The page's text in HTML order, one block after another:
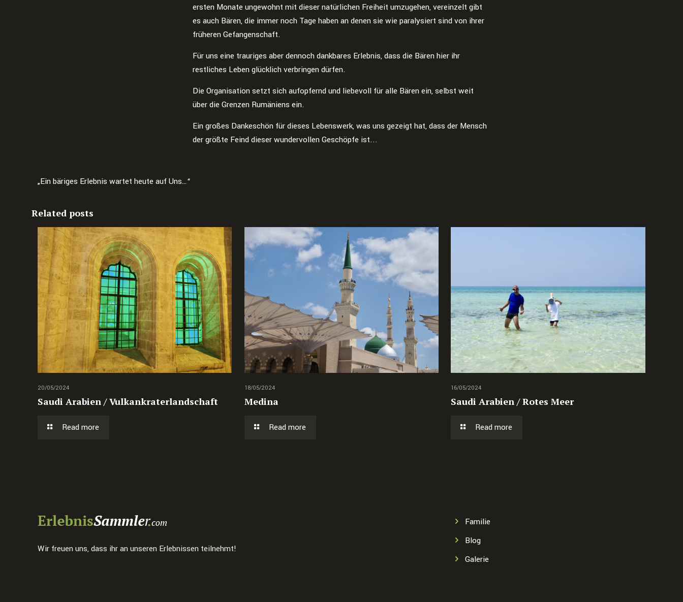
ersten Monate ungewohnt mit dieser natürlichen Freiheit umzugehen, vereinzelt gibt
es auch Bären, die immer noch Tage haben an denen sie wie paralysiert sind von ihrer
früheren Gefangenschaft.
Für uns eine trauriges aber dennoch dankbares Erlebnis, dass die Bären hier ihr
restliches Leben glücklich verbringen dürfen.
Die Organisation setzt sich aufopfernd und liebevoll für alle Bären ein, selbst weit
über die Grenzen Rumäniens ein.
Ein großes Dankeschön für dieses Lebenswerk, was uns gezeigt hat, dass der Mensch
der größte Feind dieser wundervollen Geschöpfe ist...
„Ein bäriges Erlebnis wartet heute auf Uns…“
Related posts
20/05/2024
Saudi Arabien / Vulkankraterlandschaft
Read more
18/05/2024
Medina
Read more
16/05/2024
Saudi Arabien / Rotes Meer
Read more
Wir freuen uns, dass ihr an unseren Erlebnissen teilnehmt!
Familie
Blog
Galerie